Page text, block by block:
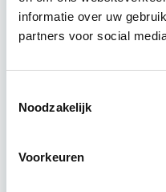
informatie over uw
partners voor social
Noodzakelijk
Voorkeuren
Tijdens deze
vastgoedprojecten te